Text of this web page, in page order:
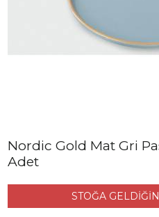
Nordic Gold Mat Gri
Adet
STOĞA